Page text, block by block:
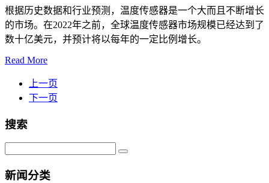
根据历史数据和行业预测，温度传感器是一个大而且不断增长
的市场。在2022年之前，全球温度传感器市场规模已经达到了
数十亿美元，并预计将以每年的一定比例增长。
Read More
上一页
下一页
搜索
新闻分类